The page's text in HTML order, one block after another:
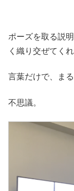
ポーズを取る説
く織り交ぜてくれ
言葉だけで、ま
不思議。